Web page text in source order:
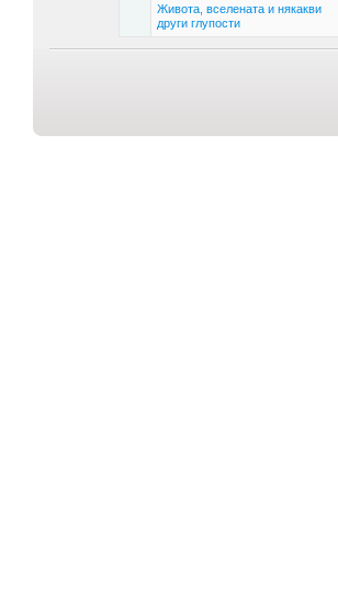
Живота, вселената и някакви
други глупости